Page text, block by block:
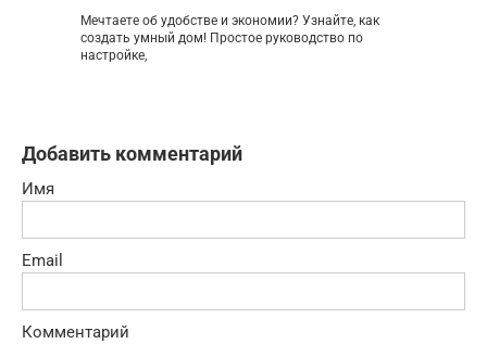
Мечтаете об удобстве и экономии? Узнайте, как
создать умный дом! Простое руководство по
настройке,
Добавить комментарий
Имя
Email
Комментарий